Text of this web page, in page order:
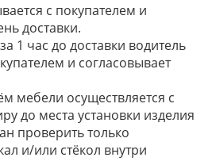
с покупателем и
доставки.
1 час до доставки водитель
и согласовывает
мебели осуществляется с
до места установки изделия
проверить только
и/или стёкол внутри